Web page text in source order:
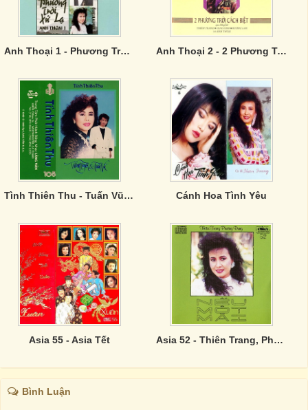
Anh Thoại 1 - Phương Trời Xứ Lạ Anh Thoại 2 - 2 Phương Trời Cách Biệt
Tình Thiên Thu - Tuấn Vũ, Thanh Tuyền Cánh Hoa Tình Yêu
Asia 55 - Asia Tết Asia 52 - Thiên Trang, Phương Dung - Nếu Một Mai
Bình Luận